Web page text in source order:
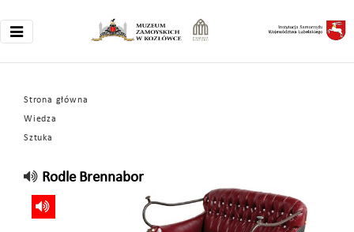
Strona główna
Wiedza
Sztuka
Rodle Brennabor